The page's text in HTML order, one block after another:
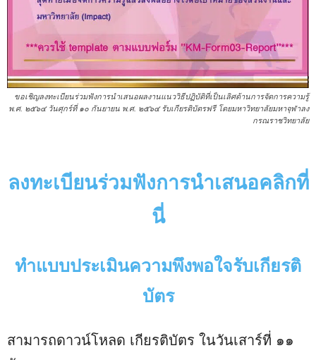
ขอเชิญลงทะเบียนร่วมฟังการนำเสนอผลงานแนววิธีปฏิบัติที่เป็นเลิศด้านการจัดการความรู้
พ.ศ. ๒๕๖๔ วันศุกร์ที่ ๑๐ กันยายน พ.ศ. ๒๕๖๔ รับเกียรติบัตรฟรี โดยมหาวิทยาลัยมหาจุฬาลง
กรณราชวิทยาลัย
ลงทะเบียนร่วมฟังการนำเสนอคลิกที่
นี่
ทำแบบประเมินความพึงพอใจรับเกียรติ
บัตร
สามารถดาวน์โหลด เกียรติบัตร ในวันเสาร์ที่ ๑๑